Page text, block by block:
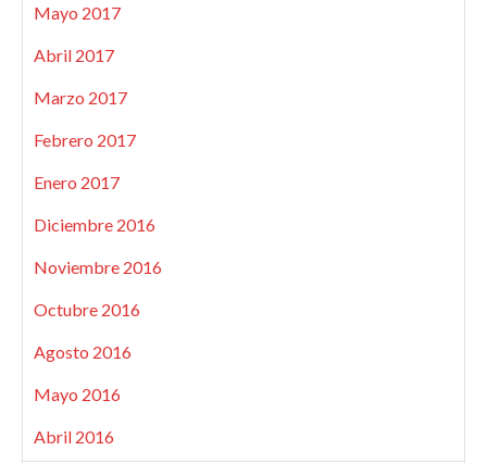
Mayo 2017
Abril 2017
Marzo 2017
Febrero 2017
Enero 2017
Diciembre 2016
Noviembre 2016
Octubre 2016
Agosto 2016
Mayo 2016
Abril 2016